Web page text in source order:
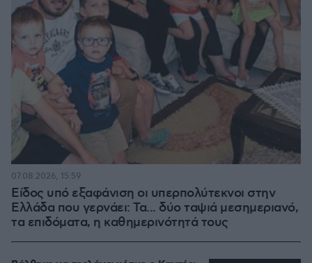
Είδος υπό εξαφάνιση οι υπερπολύτεκνοι στην
Ελλάδα που γερνάει: Τα... δύο ταψιά μεσημεριανό,
τα επιδόματα, η καθημερινότητά τους
07.08.2026, 15:59